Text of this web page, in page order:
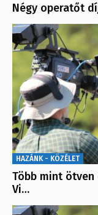
Négy operatőt
HAZÁNK - KÖZÉLET
Több mint ötven
Vi…